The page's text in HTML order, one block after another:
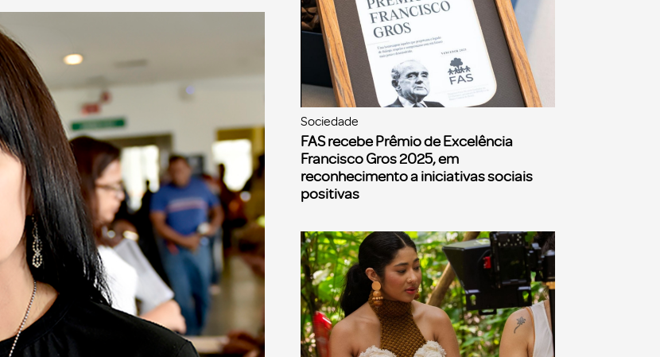
Sociedade
FAS recebe Prêmio de Excelência
Francisco Gros 2025, em
reconhecimento a iniciativas sociais
positivas